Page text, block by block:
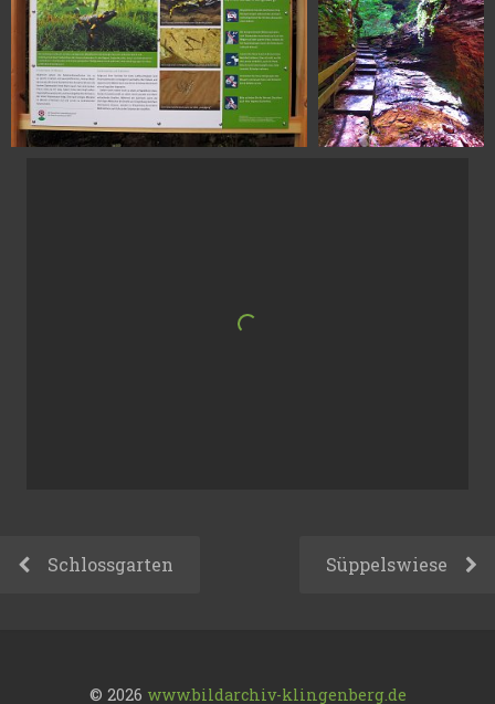
Schlossgarten Süppelswiese
© 2026 www.bildarchiv-klingenberg.de